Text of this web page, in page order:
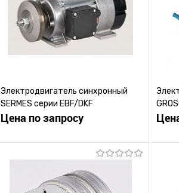
Электродвигатель синхронный
SERMES серии EBF/DKF
Цена по запросу
Запросить цену